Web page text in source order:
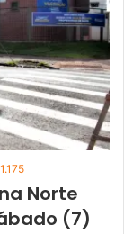
1.175
Norte
(7)